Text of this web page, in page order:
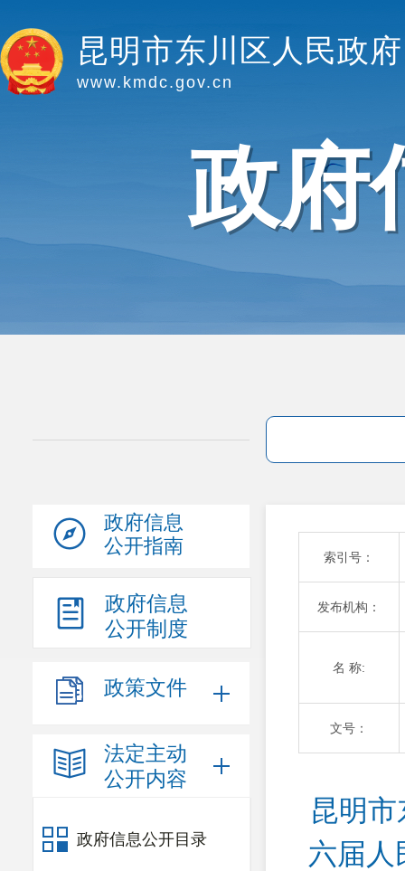
昆明市东川区人民政府
www.kmdc.gov.cn
政府
政府信息
公开指南
政府信息
公开制度
政策文件
法定主动
公开内容
政府信息公开目录
索引号：
发布机构：
名 称:
文号：
昆明
六届人